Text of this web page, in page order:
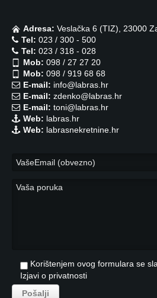
Adresa: Veslačka 6 (TIZ), 23000
Tel: 023 / 300 - 500
Tel: 023 / 318 - 028
Mob: 098 / 27 27 20
Mob: 098 / 919 68 68
E-mail: info@labras.hr
E-mail: zdenko@labras.hr
E-mail: toni@labras.hr
Web: labras.hr
Web: labrasnekretnine.hr
Korištenjem ovog formulara se
Izjavi o privatnosti